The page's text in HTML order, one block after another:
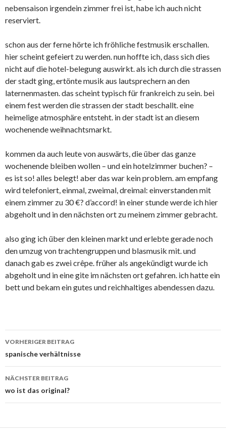
nebensaison irgendein zimmer frei ist, habe ich auch nicht
reserviert.
schon aus der ferne hörte ich fröhliche festmusik erschallen.
hier scheint gefeiert zu werden. nun hoffte ich, dass sich dies
nicht auf die hotel-belegung auswirkt. als ich durch die strassen
der stadt ging, ertönte musik aus lautsprechern an den
laternenmasten. das scheint typisch für frankreich zu sein. bei
einem fest werden die strassen der stadt beschallt. eine
heimelige atmosphäre entsteht. in der stadt ist an diesem
wochenende weihnachtsmarkt.
kommen da auch leute von auswärts, die über das ganze
wochenende bleiben wollen – und ein hotelzimmer buchen? –
es ist so! alles belegt! aber das war kein problem. am empfang
wird telefoniert, einmal, zweimal, dreimal: einverstanden mit
einem zimmer zu 30 €? d’accord! in einer stunde werde ich hier
abgeholt und in den nächsten ort zu meinem zimmer gebracht.
also ging ich über den kleinen markt und erlebte gerade noch
den umzug von trachtengruppen und blasmusik mit. und
danach gab es zwei crêpe. früher als angekündigt wurde ich
abgeholt und in eine gite im nächsten ort gefahren. ich hatte ein
bett und bekam ein gutes und reichhaltiges abendessen dazu.
Beitrags-
Navigation
VORHERIGER BEITRAG
spanische verhältnisse
NÄCHSTER BEITRAG
wo ist das original?